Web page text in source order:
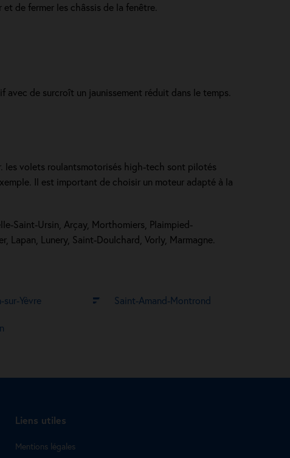
de fermer les châssis de la fenêtre.
de surcroît un jaunissement réduit dans le temps.
les volets roulantsmotorisés high-tech sont pilotés
Il est important de choisir un moteur adapté à la
Saint-Ursin, Arçay, Morthomiers, Plaimpied-
Lapan, Lunery, Saint-Doulchard, Vorly, Marmagne.
sur-Yèvre Saint-Amand-Montrond
Liens utiles
Mentions légales